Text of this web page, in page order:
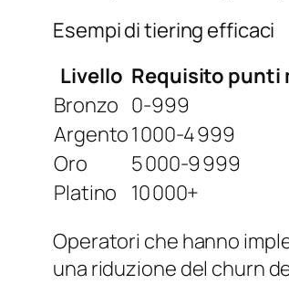
Esempi di tiering efficaci
Livello Requisito punti
Bronzo 0‑999
Argento1 000‑4 999
Oro
5 000‑9 999
Platino 10 000+
Operatori che hanno
una riduzione del churn